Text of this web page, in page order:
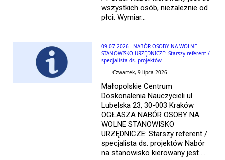
wszystkich osób, niezależnie od
płci. Wymiar...
09-07-2026 - NABÓR OSOBY NA WOLNE
STANOWISKO URZĘDNICZE: Starszy referent /
specjalista ds. projektów
Czwartek, 9 lipca 2026
Małopolskie Centrum
Doskonalenia Nauczycieli ul.
Lubelska 23, 30-003 Kraków
OGŁASZA NABÓR OSOBY NA
WOLNE STANOWISKO
URZĘDNICZE: Starszy referent /
specjalista ds. projektów Nabór
na stanowisko kierowany jest ...